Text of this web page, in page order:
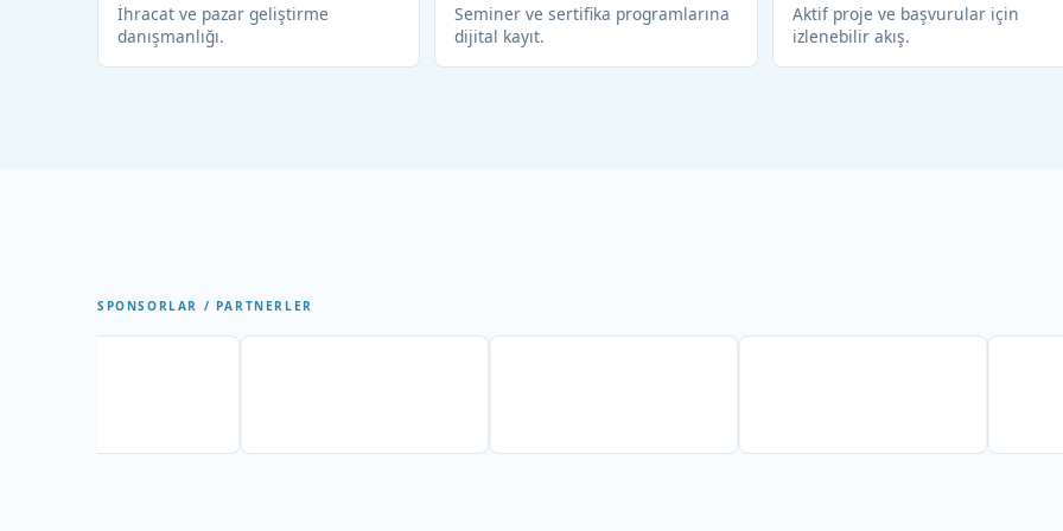
İhracat ve pazar geliştirme
danışmanlığı.
Seminer ve sertifika programlarına
dijital kayıt.
Aktif proje ve başvurular için
izlenebilir akış.
SPONSORLAR / PARTNERLER